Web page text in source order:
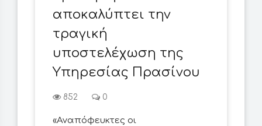
αποκαλύπτει την
τραγική
υποστελέχωση της
Υπηρεσίας Πρασίνου
852 0
«Αναπόφευκτες οι